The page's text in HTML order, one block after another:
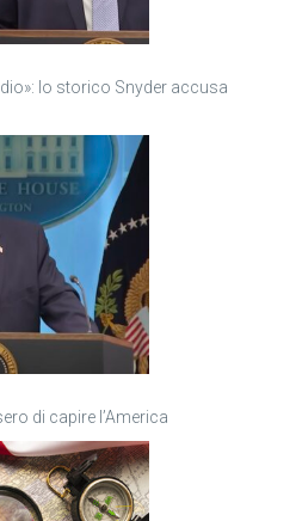
lo storico Snyder accusa
di capire l’America